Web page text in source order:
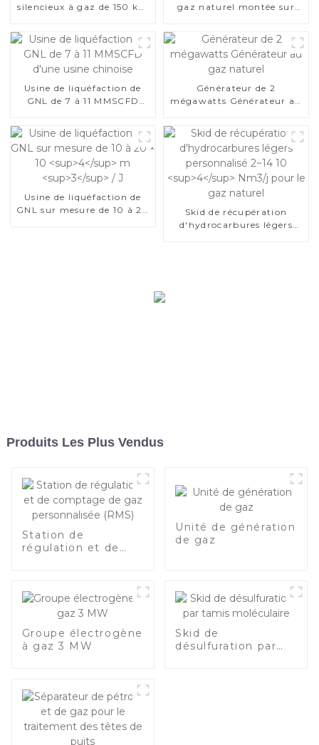
silencieux à gaz de 150 kW
gaz naturel montée sur
Usine de liquéfaction de
GNL de 7 à 11 MMSCFD
Générateur de 2
mégawatts Générateur au
Usine de liquéfaction de
GNL sur mesure de 10 à 20
Skid de récupération
d'hydrocarbures légers
Produits Les Plus Vendus
Station de
régulation et de
Unité de génération
de gaz
Groupe électrogène
à gaz 3 MW
Skid de
désulfuration par